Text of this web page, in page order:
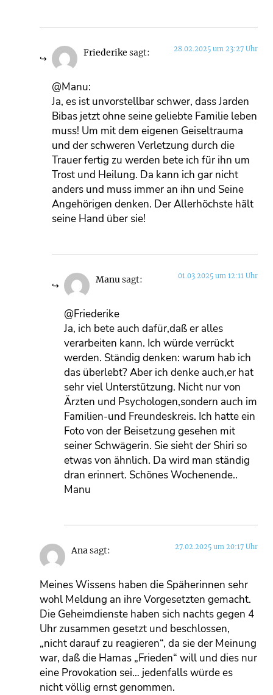
Friederike sagt: 28.02.2025 um 23:27 Uhr
@Manu:
Ja, es ist unvorstellbar schwer, dass Jarden
Bibas jetzt ohne seine geliebte Familie leben
muss! Um mit dem eigenen Geiseltrauma
und der schweren Verletzung durch die
Trauer fertig zu werden bete ich für ihn um
Trost und Heilung. Da kann ich gar nicht
anders und muss immer an ihn und Seine
Angehörigen denken. Der Allerhöchste hält
seine Hand über sie!
Manusagt: 01.03.2025 um 12:11 Uhr
@Friederike
Ja, ich bete auch dafür,daß er alles
verarbeiten kann. Ich würde verrückt
werden. Ständig denken: warum hab ich
das überlebt? Aber ich denke auch,er hat
sehr viel Unterstützung. Nicht nur von
Ärzten und Psychologen,sondern auch im
Familien-und Freundeskreis. Ich hatte ein
Foto von der Beisetzung gesehen mit
seiner Schwägerin. Sie sieht der Shiri so
etwas von ähnlich. Da wird man ständig
dran erinnert. Schönes Wochenende..
Manu
Anasagt: 27.02.2025 um 20:17 Uhr
Meines Wissens haben die Späherinnen sehr
wohl Meldung an ihre Vorgesetzten gemacht.
Die Geheimdienste haben sich nachts gegen 4
Uhr zusammen gesetzt und beschlossen,
„nicht darauf zu reagieren“, da sie der Meinung
war, daß die Hamas „Frieden“ will und dies nur
eine Provokation sei… jedenfalls würde es
nicht völlig ernst genommen.